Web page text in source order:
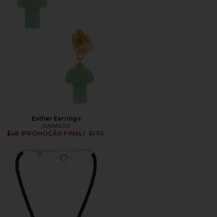
Esther Earrings
DANNIJO
$48 (PROMOÇÃO FINAL) Previous price:
$170
Favorite Lovie Necklace